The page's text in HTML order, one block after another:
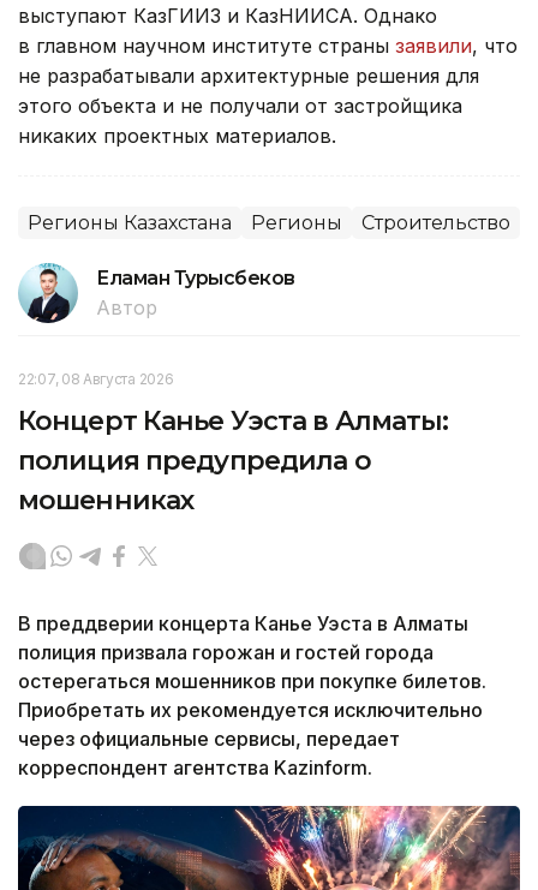
выступают КазГИИЗ и КазНИИСА. Однако
в главном научном институте страны заявили, что
не разрабатывали архитектурные решения для
этого объекта и не получали от застройщика
никаких проектных материалов.
Регионы Казахстана Регионы Строительство
Еламан Турысбеков
Автор
22:07, 08 Августа 2026
Концерт Канье Уэста в Алматы:
полиция предупредила о
мошенниках
В преддверии концерта Канье Уэста в Алматы
полиция призвала горожан и гостей города
остерегаться мошенников при покупке билетов.
Приобретать их рекомендуется исключительно
через официальные сервисы, передает
корреспондент агентства Kazinform.